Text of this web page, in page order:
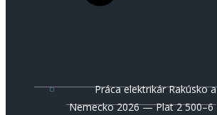
Práca elektrikár Rakúsko a
Nemecko 2026 — Plat 2 500–6